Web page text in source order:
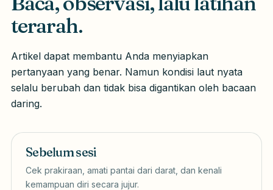
terarah.
Artikel dapat membantu Anda menyiapkan
pertanyaan yang benar. Namun kondisi laut nyata
selalu berubah dan tidak bisa digantikan oleh bacaan
daring.
Sebelum sesi
Cek prakiraan, amati pantai dari darat, dan kenali
kemampuan diri secara jujur.